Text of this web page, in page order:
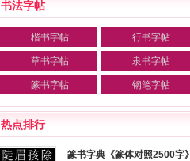
书法字帖
楷书字帖 行书字帖
草书字帖 隶书字帖
篆书字帖 钢笔字帖
热点排行
篆书字典《篆体对照2500字》